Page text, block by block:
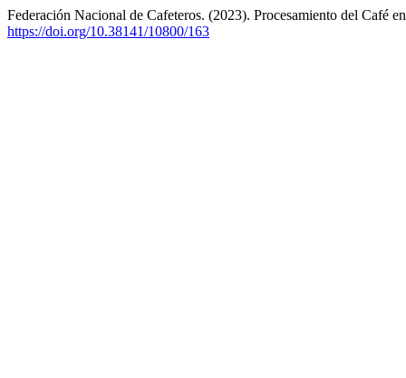
Federación Nacional de Cafeteros. (2023). Procesamiento del Café
https://doi.org/10.38141/10800/163